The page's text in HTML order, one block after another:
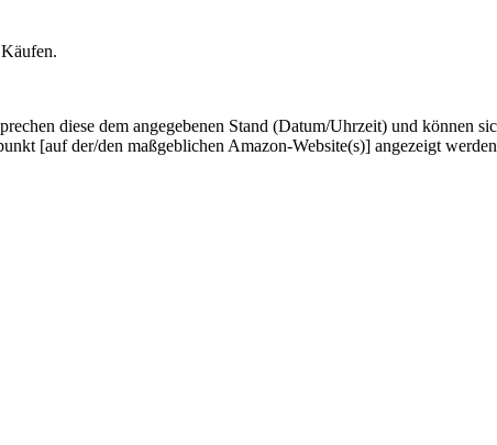
diese dem angegebenen Stand (Datum/Uhrzeit) und können
[auf der/den maßgeblichen Amazon-Website(s)] angezeigt